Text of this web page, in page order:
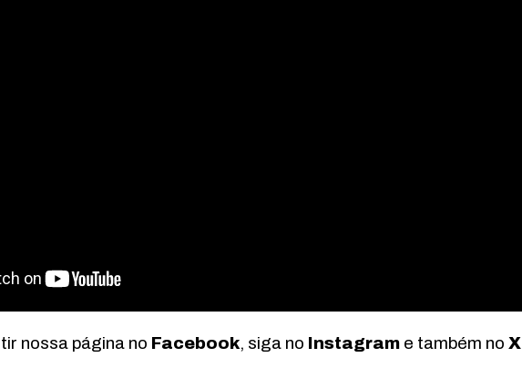
nossa página no Facebook, siga no Instagram e também no X